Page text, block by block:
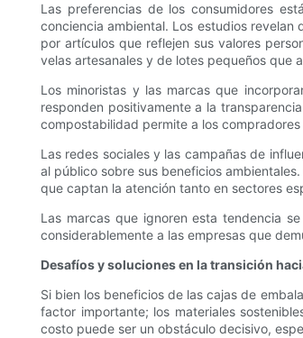
Las preferencias de los consumidores
conciencia ambiental. Los estudios
por artículos que reflejen sus valores
velas artesanales y de lotes pequeños que
Los minoristas y las marcas que
responden positivamente a la
compostabilidad permite a los
Las redes sociales y las campañas de
al público sobre sus beneficios
que captan la atención tanto en sectores
Las marcas que ignoren esta tendencia
considerablemente a las empresas que
Desafíos y soluciones en la transición
Si bien los beneficios de las cajas de
factor importante; los materiales
costo puede ser un obstáculo decisivo,